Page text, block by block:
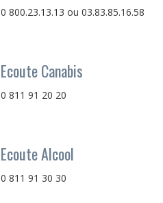
0 800.23.13.13 ou 03.83.85.16.58
Ecoute Canabis
0 811 91 20 20
Ecoute Alcool
0 811 91 30 30